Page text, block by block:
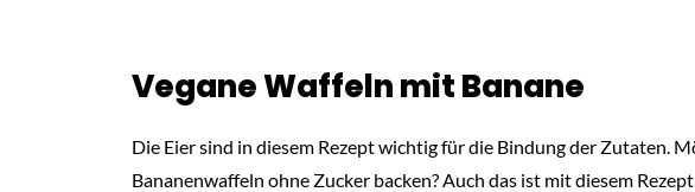
Vegane Waffeln mit Banane
Die Eier sind in diesem Rezept wichtig für die Bindung der Zutaten.
Bananenwaffeln ohne Zucker backen? Auch das ist mit diesem